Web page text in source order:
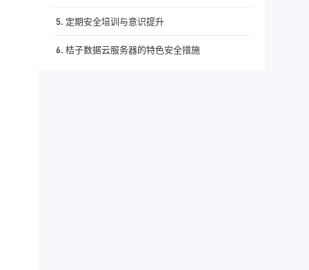
5. 定期安全培训与意识提升
6. 桔子数据云服务器的特色安全措施